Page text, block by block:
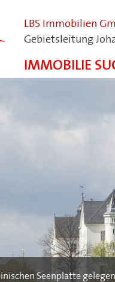
LBS Immobilien
Gebietsleitung
IMMOBILIE
Seenplatte